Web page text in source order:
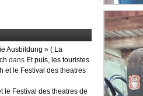
Ausbildung » ( La
dans Et puis, les touristes
et le Festival des theatres
le Festival des theatres de